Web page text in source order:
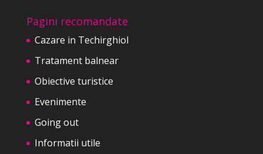
Pagini recomandate
Cazare in Techirghiol
Tratament balnear
Obiective turistice
Evenimente
Going out
Informatii utile